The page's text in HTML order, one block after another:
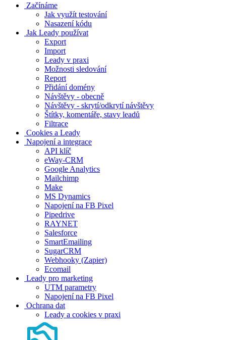
Začínáme
Jak využít testování
Nasazení kódu
Jak Leady používat
Export
Import
Leady v praxi
Možnosti sledování
Report
Přidání domény
Návštěvy - obecně
Návštěvy - skrytí/odkrytí návštěvy
Štítky, komentáře, stavy leadů
Filtrace
Cookies a Leady
Napojení a integrace
API klíč
eWay-CRM
Google Analytics
Mailchimp
Make
MS Dynamics
Napojení na FB Pixel
Pipedrive
RAYNET
Salesforce
SmartEmailing
SugarCRM
Webhooky (Zapier)
Ecomail
Leady pro marketing
UTM parametry
Napojení na FB Pixel
Ochrana dat
Leady a cookies v praxi